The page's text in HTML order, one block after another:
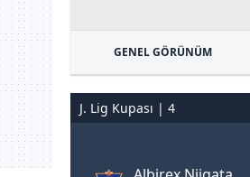
GENEL GÖRÜNÜM
J. Lig Kupası | 4